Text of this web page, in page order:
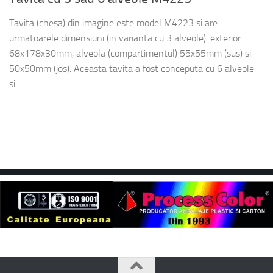
Tavita (chesa) din imagine este model M4223 si are
urmatoarele dimensiuni (in varianta cu 3 alveole): exterior
68x178x30mm, alveola (compartimentul) 55x55mm (sus) si
50x50mm (jos). Aceasta tavita a fost conceputa cu 6 alveole
si...